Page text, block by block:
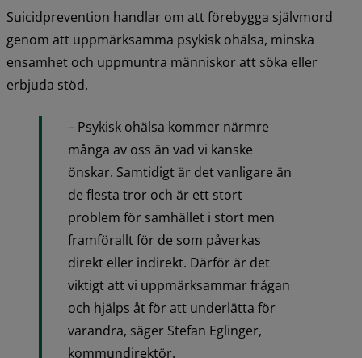
Suicidprevention handlar om att förebygga självmord
genom att uppmärksamma psykisk ohälsa, minska
ensamhet och uppmuntra människor att söka eller
erbjuda stöd.
– Psykisk ohälsa kommer närmre
många av oss än vad vi kanske
önskar. Samtidigt är det vanligare än
de flesta tror och är ett stort
problem för samhället i stort men
framförallt för de som påverkas
direkt eller indirekt. Därför är det
viktigt att vi uppmärksammar frågan
och hjälps åt för att underlätta för
varandra, säger Stefan Eglinger,
kommundirektör.